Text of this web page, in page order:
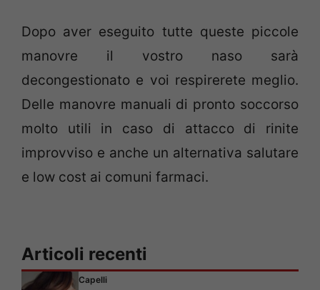
Dopo aver eseguito tutte queste piccole
manovre il vostro naso sarà
decongestionato e voi respirerete meglio.
Delle manovre manuali di pronto soccorso
molto utili in caso di attacco di rinite
improvviso e anche un alternativa salutare
e low cost ai comuni farmaci.
Articoli recenti
Capelli